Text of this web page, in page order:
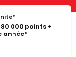
000 points +
année*